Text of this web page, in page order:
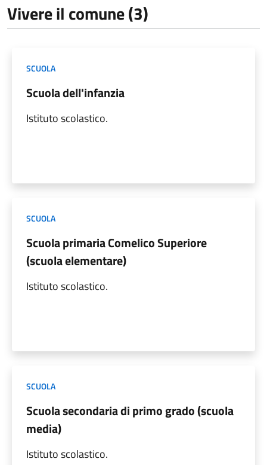
Vivere il comune (3)
SCUOLA
Scuola dell'infanzia
Istituto scolastico.
SCUOLA
Scuola primaria Comelico Superiore
(scuola elementare)
Istituto scolastico.
SCUOLA
Scuola secondaria di primo grado (scuola
media)
Istituto scolastico.